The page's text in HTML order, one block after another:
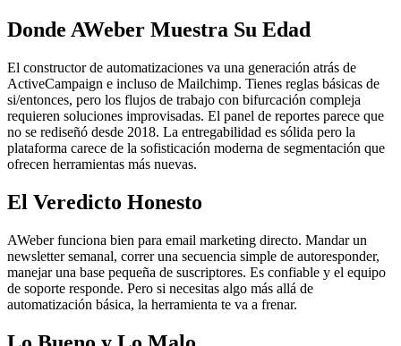
Donde AWeber Muestra Su Edad
El constructor de automatizaciones va una generación atrás de
ActiveCampaign e incluso de Mailchimp. Tienes reglas básicas de
si/entonces, pero los flujos de trabajo con bifurcación compleja
requieren soluciones improvisadas. El panel de reportes parece que
no se rediseñó desde 2018. La entregabilidad es sólida pero la
plataforma carece de la sofisticación moderna de segmentación que
ofrecen herramientas más nuevas.
El Veredicto Honesto
AWeber funciona bien para email marketing directo. Mandar un
newsletter semanal, correr una secuencia simple de autoresponder,
manejar una base pequeña de suscriptores. Es confiable y el equipo
de soporte responde. Pero si necesitas algo más allá de
automatización básica, la herramienta te va a frenar.